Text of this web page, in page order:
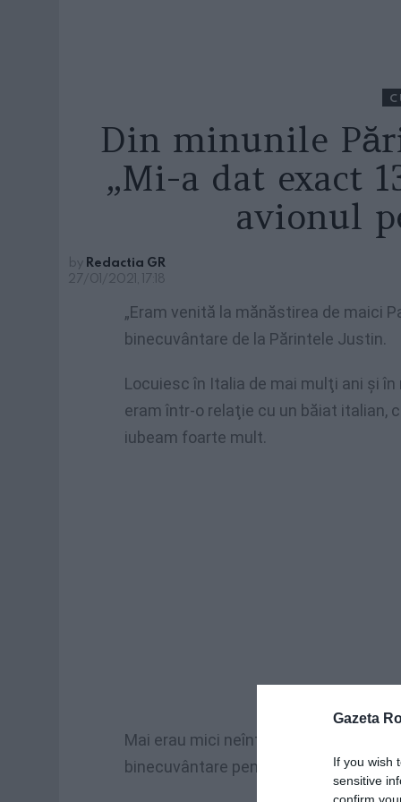
Gazeta
If you wish
sensitive
confirm
Din minunile
„Mi-a dat exact
avionul
by Redactia GR
27/01/2021, 17:18
„Eram venită la mănăstirea de maici
binecuvântare de la Părintele Justin.
Locuiesc în Italia de mai mulţi ani şi
eram într-o relaţie cu un băiat italian,
iubeam foarte mult.
Mai erau mici neînţelegeri între noi, de
binecuvântare pentru căsătorie.